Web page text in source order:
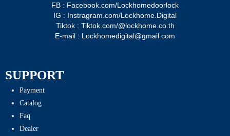
FB : Facebook.com/Lockhomedoorlock
IG : Instragram.com/Lockhome.Digital
Tiktok : Tiktok.com/@lockhome.co.th
E-mail : Lockhomedigital@gmail.com
SUPPORT
Payment
Catalog
Faq
Dealer